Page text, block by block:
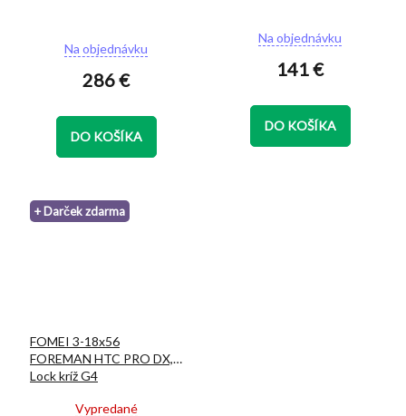
Na objednávku
286 €
DO KOŠÍKA
Priemerné
hodnotenie
produktu
z
5
Na objednávku
141 €
DO KOŠÍKA
+ Darček zdarma
FOMEI 3-18x56
FOREMAN HTC PRO DX,
Lock kríž G4
Priemerné
Vypredané